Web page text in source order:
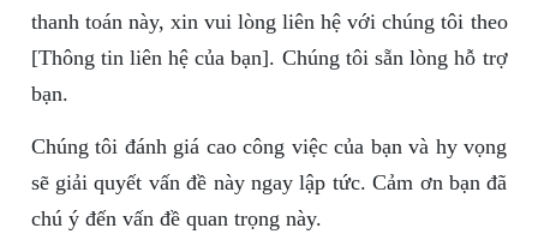
thanh toán này, xin vui lòng liên hệ với chúng tôi theo
[Thông tin liên hệ của bạn]. Chúng tôi sẵn lòng hỗ trợ
bạn.
Chúng tôi đánh giá cao công việc của bạn và hy vọng
sẽ giải quyết vấn đề này ngay lập tức. Cảm ơn bạn đã
chú ý đến vấn đề quan trọng này.